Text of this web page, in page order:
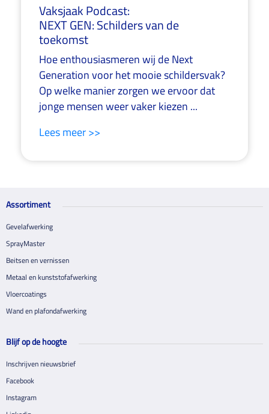
Vaksjaak Podcast:
NEXT GEN: Schilders van de
toekomst
Hoe enthousiasmeren wij de Next
Generation voor het mooie schildersvak?
Op welke manier zorgen we ervoor dat
jonge mensen weer vaker kiezen ...
Lees meer >>
Assortiment
Gevelafwerking
SprayMaster
Beitsen en vernissen
Metaal en kunststofafwerking
Vloercoatings
Wand en plafondafwerking
Blijf op de hoogte
Inschrijven nieuwsbrief
Facebook
Instagram